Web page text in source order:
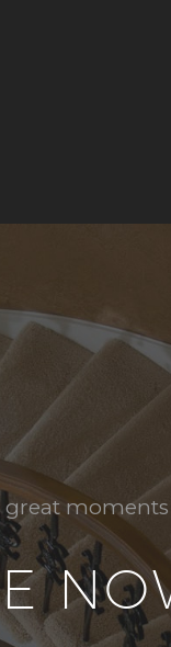
great moments